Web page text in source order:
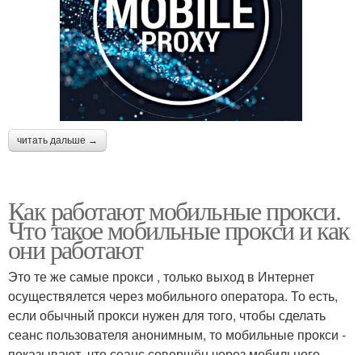
читать дальше →
Как работают мобильные прокси.
Что такое мобильные прокси и как
они работают
Это те же самые прокси , только выход в Интернет
осуществялется через мобильного оператора. То есть,
если обычный прокси нужен для того, чтобы сделать
сеанс пользователя анонимным, то мобильные прокси -